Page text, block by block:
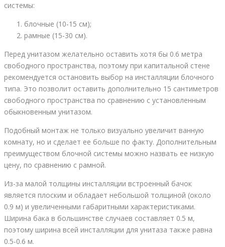
системы:
блочные (10-15 см);
рамные (15-30 см).
Перед унитазом желательно оставить хотя бы 0.6 метра
свободного пространства, поэтому при капитальной стене
рекомендуется остановить выбор на инсталляции блочного
типа. Это позволит оставить дополнительно 15 сантиметров
свободного пространства по сравнению с установленным
обыкновенным унитазом.
Подобный монтаж не только визуально увеличит ванную
комнату, но и сделает ее больше по факту. Дополнительным
преимуществом блочной системы можно назвать ее низкую
цену, по сравнению с рамной.
Из-за малой толщины инсталляции встроенный бачок
является плоским и обладает небольшой толщиной (около
0.9 м) и увеличенными габаритными характеристиками.
Ширина бака в большинстве случаев составляет 0.5 м,
поэтому ширина всей инсталляции для унитаза также равна
0.5-0.6 м.